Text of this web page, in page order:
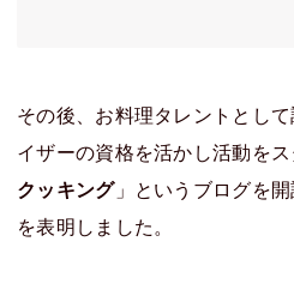
その後、お料理タレントとし
イザーの資格を活かし活動を
クッキング」というブログを
を表明しました。